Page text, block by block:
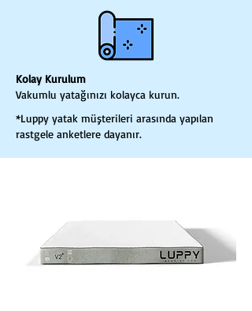
Kolay Kurulum
Vakumlu yatağınızı kolayca kurun.
*Luppy yatak müşterileri arasında yapılan
rastgele anketlere dayanır.